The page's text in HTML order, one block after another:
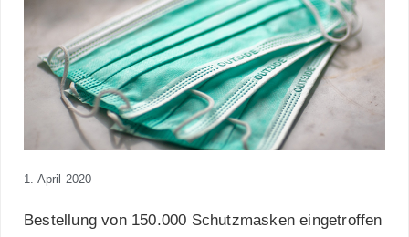
1. April 2020
Bestellung von 150.000 Schutzmasken eingetroffen